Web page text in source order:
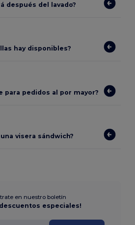
después del lavado?
hay disponibles?
para pedidos al por mayor?
visera sándwich?
en nuestro boletín
especiales!